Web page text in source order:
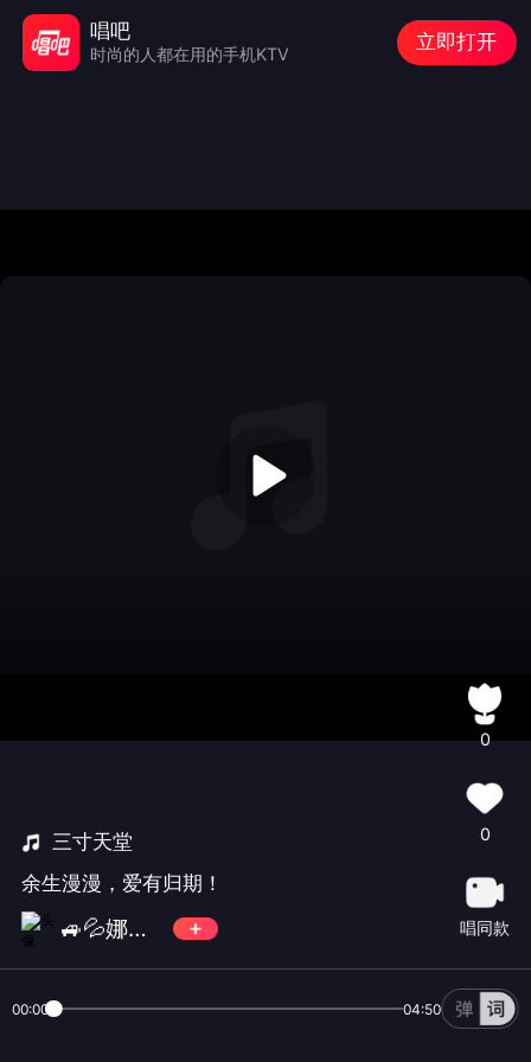
三寸天堂
余生漫漫，爱有归期！
🚙💦娜是一阵风
0
0
唱同款
00:00 04:50
唱吧
时尚的人都在用的手机KTV
立即打开